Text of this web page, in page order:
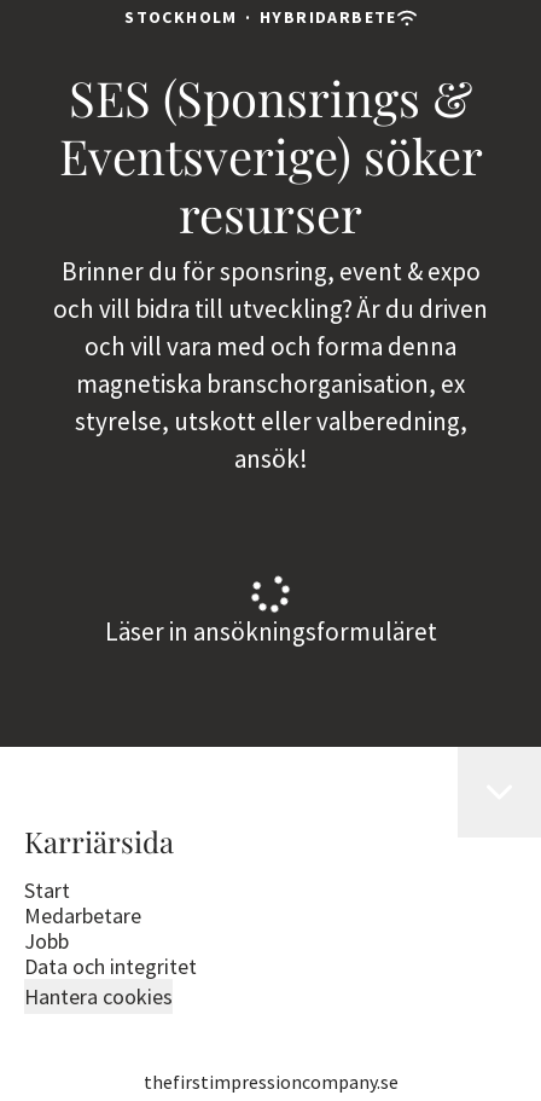
STOCKHOLM · HYBRIDARBETE
SES (Sponsrings &
Eventsverige) söker
resurser
Brinner du för sponsring, event & expo
och vill bidra till utveckling? Är du driven
och vill vara med och forma denna
magnetiska branschorganisation, ex
styrelse, utskott eller valberedning,
ansök!
Läser in ansökningsformuläret
Karriärsida
Start
Medarbetare
Jobb
Data och integritet
Hantera cookies
thefirstimpressioncompany.se